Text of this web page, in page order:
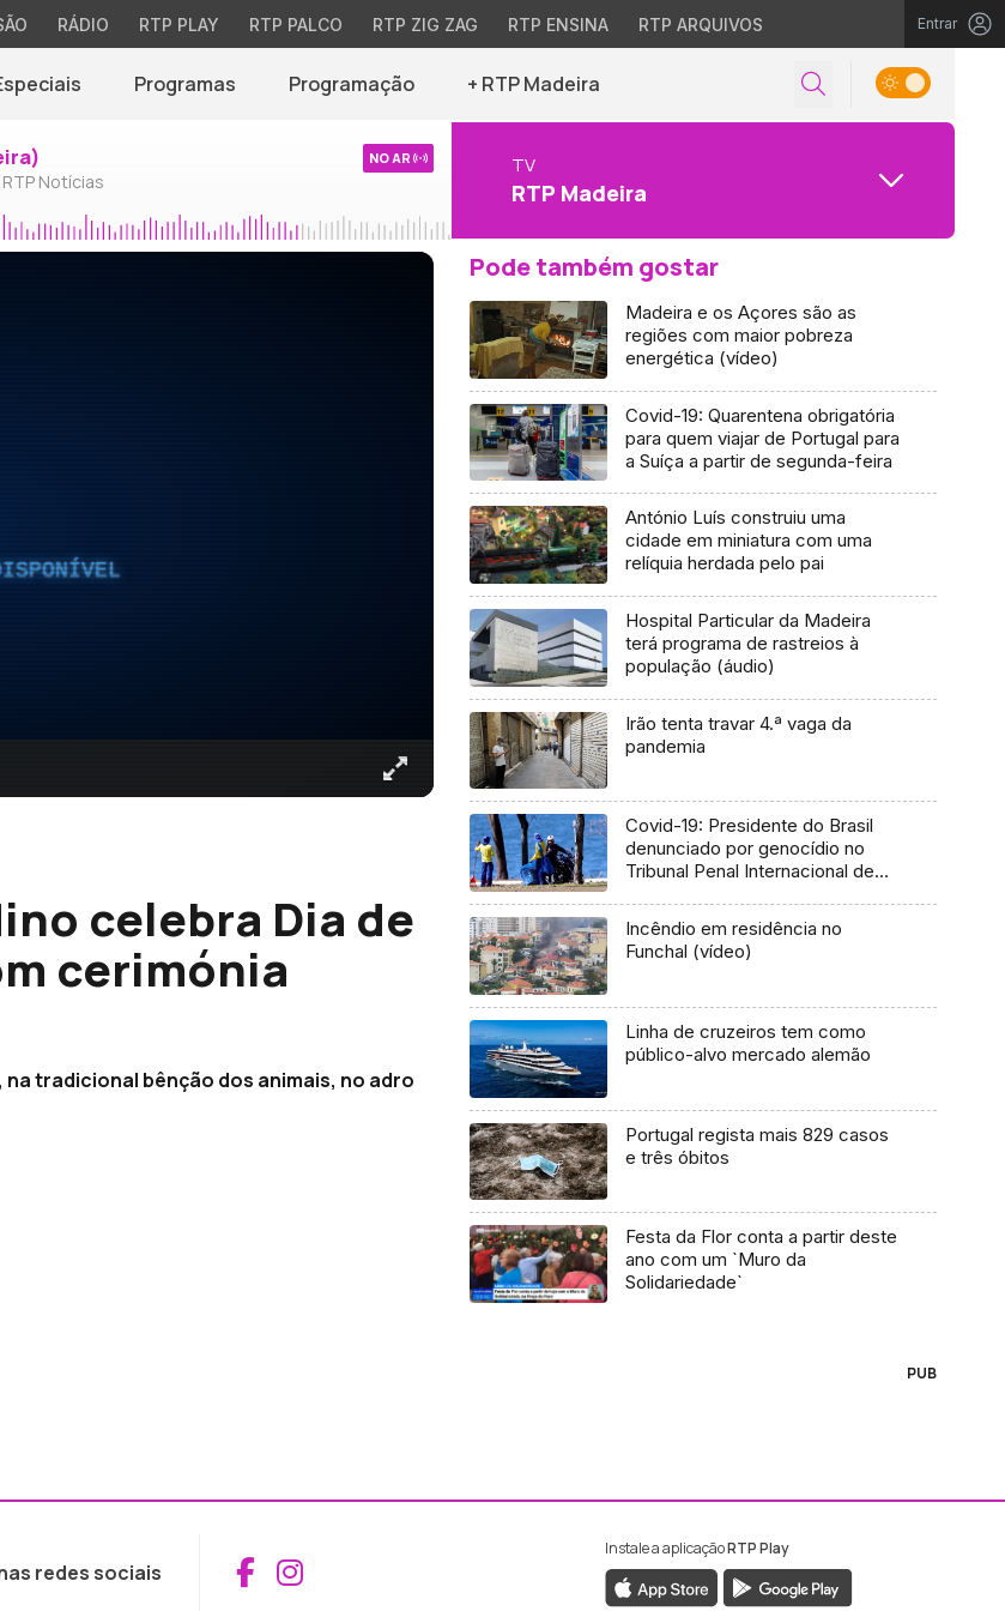
RÁDIO RTP PLAY RTP PALCO RTP ZIG ZAG RTP ENSINA RTP ARQUIVOS Entrar
Programas Programação + RTP Madeira
Notícias
NO AR TV
RTP Madeira
celebra Dia de
cerimónia
tradicional bênção dos animais, no adro
Pode também gostar
Madeira e os Açores são as
regiões com maior pobreza
energética (vídeo)
Covid-19: Quarentena obrigatória
para quem viajar de Portugal para
a Suíça a partir de segunda-feira
António Luís construiu uma
cidade em miniatura com uma
relíquia herdada pelo pai
Hospital Particular da Madeira
terá programa de rastreios à
população (áudio)
Irão tenta travar 4.ª vaga da
pandemia
Covid-19: Presidente do Brasil
denunciado por genocídio no
Tribunal Penal Internacional de
Incêndio em residência no
Funchal (vídeo)
Linha de cruzeiros tem como
público-alvo mercado alemão
Portugal regista mais 829 casos
e três óbitos
Festa da Flor conta a partir deste
ano com um `Muro da
Solidariedade`
PUB
redes sociais Aceder ao Facebook da RTP Madeira
Aceder ao Instagram da RTP Madeira
Instale a aplicaçãoRTP Play